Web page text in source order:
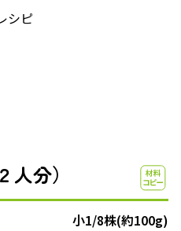
シピ
人分）
小1/8株(約100g)